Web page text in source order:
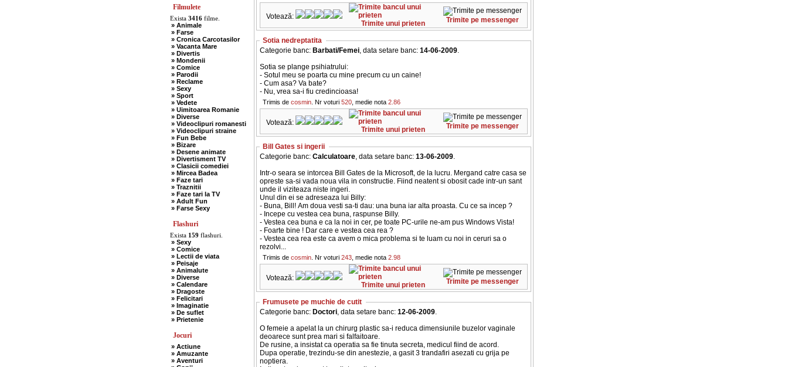
Filmulete
Exista 3416filme.
» Animale
» Farse
» Cronica Carcotasilor
» Vacanta Mare
» Divertis
» Mondenii
» Comice
» Parodii
» Reclame
» Sexy
» Sport
» Vedete
» Uimitoarea Romanie
» Diverse
» Videoclipuri romanesti
» Videoclipuri straine
» Fun Bebe
» Bizare
» Desene animate
» Divertisment TV
» Clasicii comediei
» Mircea Badea
» Faze tari
» Traznitii
» Faze tari la TV
» Adult Fun
» Farse Sexy
Flashuri
Exista 159 flashuri.
» Sexy
» Comice
» Lectii de viata
» Peisaje
» Animalute
» Diverse
» Calendare
» Dragoste
» Felicitari
» Imaginatie
» De suflet
» Prietenie
Jocuri
» Actiune
» Amuzante
» Aventuri
Votează:
Trimite unui prieten
Trimite pe messenger
Sotia nedreptatita
Categorie banc: Barbati/Femei, data setare banc: 14-06-2009.
Sotia se plange psihiatrului:
- Sotul meu se poarta cu mine precum cu un caine!
- Cum asa? Va bate?
- Nu, vrea sa-i fiu credincioasa!
Trimis de cosmin. Nr voturi 520, medie nota 2.86
Votează:
Trimite unui prieten
Trimite pe messenger
Bill Gates si ingerii
Categorie banc: Calculatoare, data setare banc: 13-06-2009.
Intr-o seara se intorcea Bill Gates de la Microsoft, de la lucru. Mergand catre casa se
opreste sa-si vada noua vila in constructie. Fiind neatent si obosit cade intr-un sant
unde il viziteaza niste ingeri.
Unul din ei se adreseaza lui Billy:
- Buna, Bill! Am doua vesti sa-ti dau: una buna iar alta proasta. Cu ce sa incep ?
- Incepe cu vestea cea buna, raspunse Billy.
- Vestea cea buna e ca la noi in cer, pe toate PC-urile ne-am pus Windows Vista!
- Foarte bine ! Dar care e vestea cea rea ?
- Vestea cea rea este ca avem o mica problema si te luam cu noi in ceruri sa o
rezolvi...
Trimis de cosmin. Nr voturi 243, medie nota 2.98
Votează:
Trimite unui prieten
Trimite pe messenger
Frumusete pe muchie de cutit
Categorie banc: Doctori, data setare banc: 12-06-2009.
O femeie a apelat la un chirurg plastic sa-i reduca dimensiunile buzelor vaginale
deoarece sunt prea mari si falfaitoare.
De rusine, a insistat ca operatia sa fie tinuta secreta, medicul fiind de acord.
Dupa operatie, trezindu-se din anestezie, a gasit 3 trandafiri asezati cu grija pe
noptiera.